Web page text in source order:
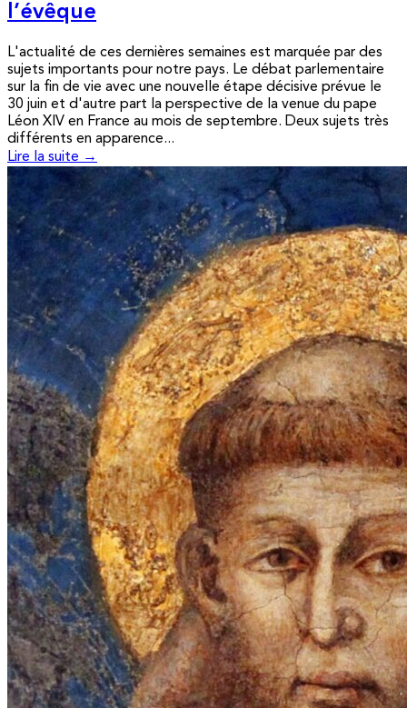
l’évêque
L'actualité de ces dernières semaines est marquée par des
sujets importants pour notre pays. Le débat parlementaire
sur la fin de vie avec une nouvelle étape décisive prévue le
30 juin et d'autre part la perspective de la venue du pape
Léon XIV en France au mois de septembre. Deux sujets très
différents en apparence...
Lire la suite →